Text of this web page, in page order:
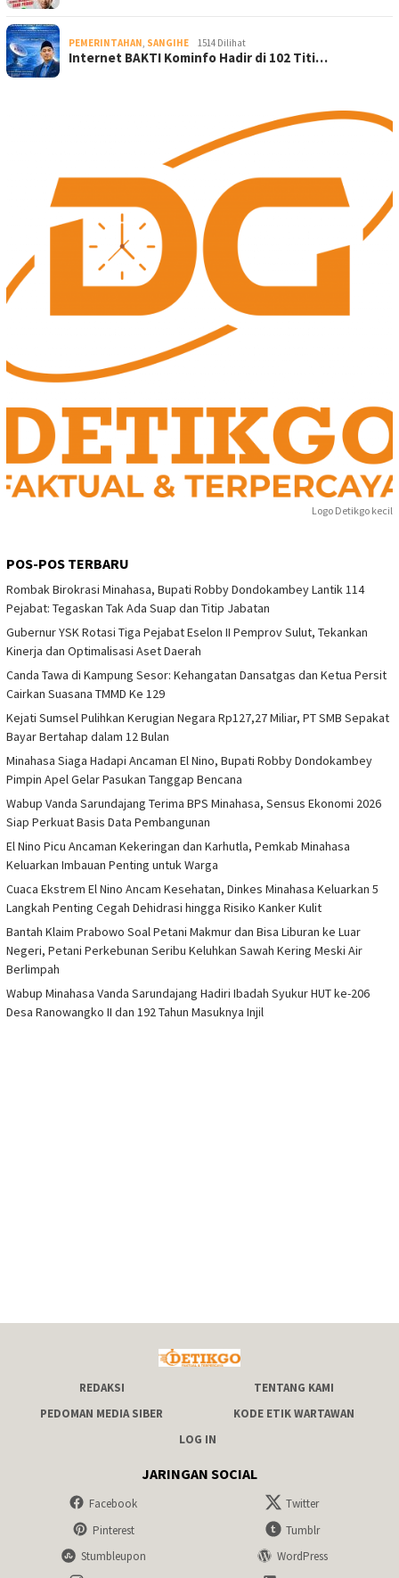
PEMERINTAHAN, SANGIHE 1514 Dilihat
Internet BAKTI Kominfo Hadir di 102 Titi…
Logo Detikgo kecil
POS-POS TERBARU
Rombak Birokrasi Minahasa, Bupati Robby Dondokambey Lantik 114
Pejabat: Tegaskan Tak Ada Suap dan Titip Jabatan
Gubernur YSK Rotasi Tiga Pejabat Eselon II Pemprov Sulut, Tekankan
Kinerja dan Optimalisasi Aset Daerah
Canda Tawa di Kampung Sesor: Kehangatan Dansatgas dan Ketua Persit
Cairkan Suasana TMMD Ke 129
Kejati Sumsel Pulihkan Kerugian Negara Rp127,27 Miliar, PT SMB Sepakat
Bayar Bertahap dalam 12 Bulan
Minahasa Siaga Hadapi Ancaman El Nino, Bupati Robby Dondokambey
Pimpin Apel Gelar Pasukan Tanggap Bencana
Wabup Vanda Sarundajang Terima BPS Minahasa, Sensus Ekonomi 2026
Siap Perkuat Basis Data Pembangunan
El Nino Picu Ancaman Kekeringan dan Karhutla, Pemkab Minahasa
Keluarkan Imbauan Penting untuk Warga
Cuaca Ekstrem El Nino Ancam Kesehatan, Dinkes Minahasa Keluarkan 5
Langkah Penting Cegah Dehidrasi hingga Risiko Kanker Kulit
Bantah Klaim Prabowo Soal Petani Makmur dan Bisa Liburan ke Luar
Negeri, Petani Perkebunan Seribu Keluhkan Sawah Kering Meski Air
Berlimpah
Wabup Minahasa Vanda Sarundajang Hadiri Ibadah Syukur HUT ke-206
Desa Ranowangko II dan 192 Tahun Masuknya Injil
REDAKSI
TENTANG KAMI
PEDOMAN MEDIA SIBER
KODE ETIK WARTAWAN
LOG IN
JARINGAN SOCIAL
Facebook
Twitter
Pinterest
Tumblr
Stumbleupon
WordPress